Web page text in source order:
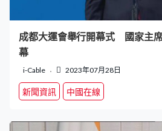
成都大運會舉行開幕式 國家主
幕
i-Cable 2023年07月28日
新聞資訊 中國在線